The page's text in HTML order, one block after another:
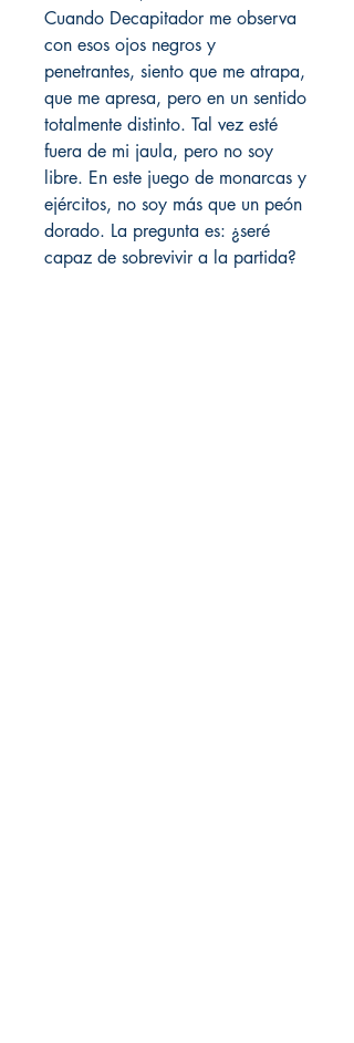
Cuando Decapitador me observa
con esos ojos negros y
penetrantes, siento que me atrapa,
que me apresa, pero en un sentido
totalmente distinto. Tal vez esté
fuera de mi jaula, pero no soy
libre. En este juego de monarcas y
ejércitos, no soy más que un peón
dorado. La pregunta es: ¿seré
capaz de sobrevivir a la partida?